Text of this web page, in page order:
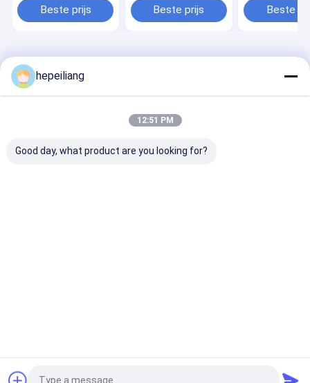
Beste prijs Beste prijs
Boor71kg de
Beetje
Beste
ons
© 2026 Xi'an Huizhong Mechanical Equipment Co., Ltd.. All Rights
Reserved.
hepeiliang
12:51 PM
Good day, what product are you looking for?